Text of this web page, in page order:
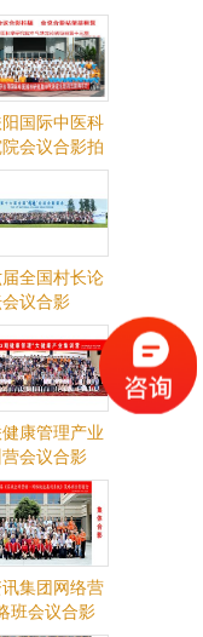
国际中医科
会议合影拍
摄
全国村长论
议合影
康管理产业
会议合影
集团网络营
班会议合影